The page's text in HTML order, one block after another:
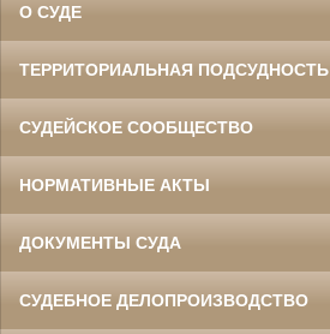
О СУДЕ
ТЕРРИТОРИАЛЬНАЯ ПОДСУДНОСТЬ
СУДЕЙСКОЕ СООБЩЕСТВО
НОРМАТИВНЫЕ АКТЫ
ДОКУМЕНТЫ СУДА
СУДЕБНОЕ ДЕЛОПРОИЗВОДСТВО